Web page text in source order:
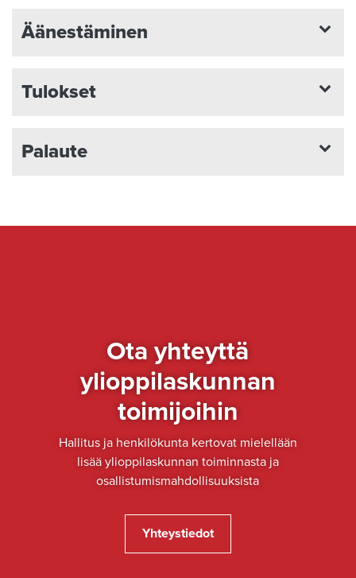
Äänestäminen
Tulokset
Palaute
Ota yhteyttä
ylioppilaskunnan
toimijoihin
Hallitus ja henkilökunta kertovat mielellään
lisää ylioppilaskunnan toiminnasta ja
osallistumismahdollisuuksista
Yhteystiedot